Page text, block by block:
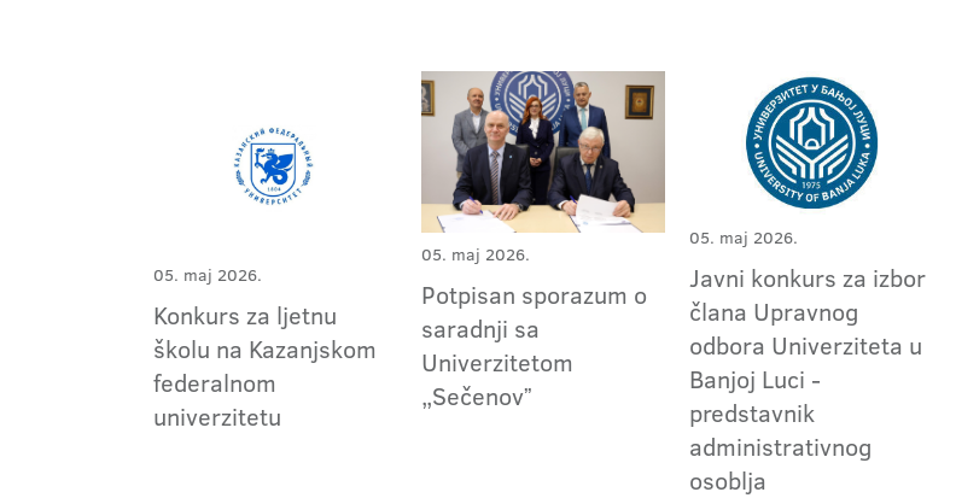
05. maj 2026.
Konkurs za ljetnu
školu na Kazanjskom
federalnom
univerzitetu
05. maj 2026.
Potpisan sporazum o
saradnji sa
Univerzitetom
„Sečenovˮ
05. maj 2026.
Javni konkurs za izbor
člana Upravnog
odbora Univerziteta u
Banjoj Luci -
predstavnik
administrativnog
osoblja